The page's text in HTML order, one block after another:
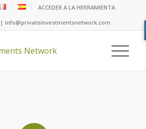
ACCEDER A LA HERRAMIENTA
| info@privateinvestmentsnetwork.com